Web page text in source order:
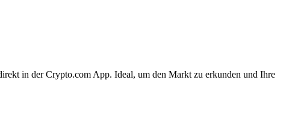
in der Crypto.com App. Ideal, um den Markt zu erkunden und Ihre